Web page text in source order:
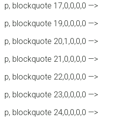
p, blockquote 17,0,0,0,0 —>
p, blockquote 19,0,0,0,0 —>
p, blockquote 20,1,0,0,0 —>
p, blockquote 21,0,0,0,0 —>
p, blockquote 22,0,0,0,0 —>
p, blockquote 23,0,0,0,0 —>
p, blockquote 24,0,0,0,0 —>